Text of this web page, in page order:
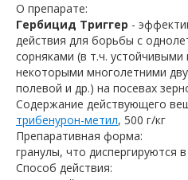
О препарате:
Гербицид Триггер -
действия для борьбы с
сорняками (в т.ч.
некоторыми многолетними
полевой и др.) на посевах
Содержание действующего
трибенурон-метил, 500 г/кг
Препаративная форма:
гранулы, что диспергируются
Способ действия: